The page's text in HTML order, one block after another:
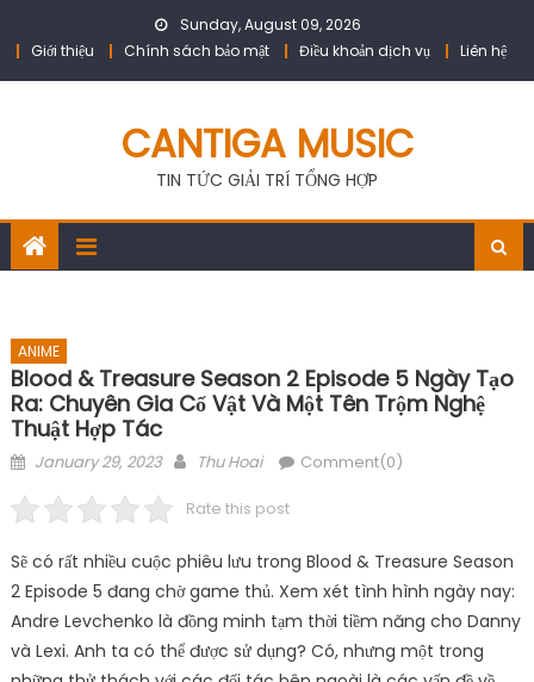
Sunday, August 09, 2026
Giới thiệu
Chính sách bảo mật Điều khoản dịch vụ Liên hệ
CANTIGA MUSIC
TIN TỨC GIẢI TRÍ TỔNG HỢP
ANIME
Blood & Treasure Season 2 Episode 5 Ngày Tạo
Ra: Chuyên Gia Cổ Vật Và Một Tên Trộm Nghệ
Thuật Hợp Tác
Posted
January 29, 2023 Author
Thu Hoai Comment(0)
Rate this post
Sẽ có rất nhiều cuộc phiêu lưu trong Blood & Treasure Season
2 Episode 5 đang chờ game thủ. Xem xét tình hình ngày nay:
Andre Levchenko là đồng minh tạm thời tiềm năng cho Danny
và Lexi. Anh ta có thể được sử dụng? Có, nhưng một trong